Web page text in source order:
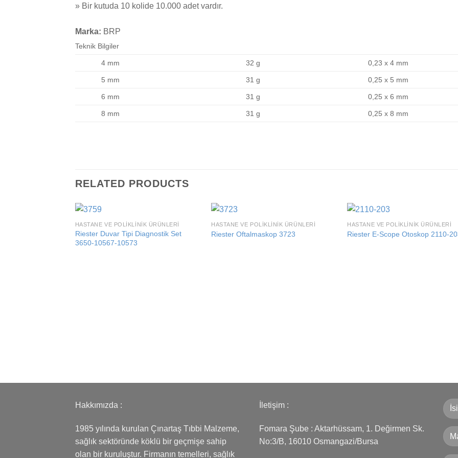
» Bir kutuda 10 kolide 10.000 adet vardır.
Marka: BRP
Teknik Bilgiler
4 mm 32 g 0,23 x 4 mm
5 mm 31 g 0,25 x 5 mm
6 mm 31 g 0,25 x 6 mm
8 mm 31 g 0,25 x 8 mm
RELATED PRODUCTS
Add to
wishlist
HASTANE VE POLIKLINIK ÜRÜNLERI
Riester Duvar Tipi Diagnostik Set
3650-10567-10573
HASTANE VE POLIKLINIK ÜRÜNLERI
Riester Oftalmaskop 3723
Add
HASTANE VE POLIKLINIK ÜRÜNLERI
Riester E-Scope Otoskop 2110-
Hakkımızda :
1985 yılında kurulan Çınartaş Tıbbi Malzeme,
sağlık sektöründe köklü bir geçmişe sahip
olan bir kuruluştur. Firmanın temelleri, sağlık
İletişim :
Fomara Şube : Aktarhüssam, 1. Değirmen Sk.
No:3/B, 16010 Osmangazi/Bursa